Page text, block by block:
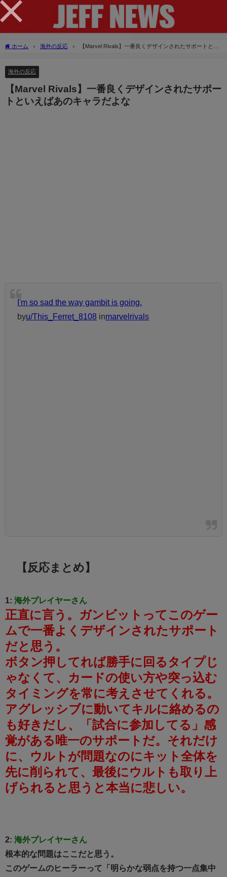
ホーム 海外の反応
【Marvel Rivals】一番良くデザインされたサポートとい
海外の反応
【Marvel Rivals】一番良くデザインされたサポー
トといえばあのキャラだよな
I'm so sad the way gambit is going.
byu/This_Ferret_8108 inmarvelrivals
【反応まとめ】
1: 海外プレイヤーさん
正直に言う。ガンビットってこのゲー
ムで一番よくデザインされたサポート
だと思う。
ボタン押してれば勝手に回るタイプじ
ゃなくて、カードの使い方や突っ込む
タイミングを常に考えさせてくれる。
アグレッシブに動いてキルに絡めるの
も好きだし、「試合に参加してる」感
覚がある唯一のサポートだ。 それだけ
に、ウルトが問題なのにキット全体を
先に削られて、最後にウルトも取り上
げられると思うと本当に悲しい。
2: 海外プレイヤーさん
根本的な問題はここだと思う。
このゲームのヒーラーって「明らかな弱点を持つ一点集中
×